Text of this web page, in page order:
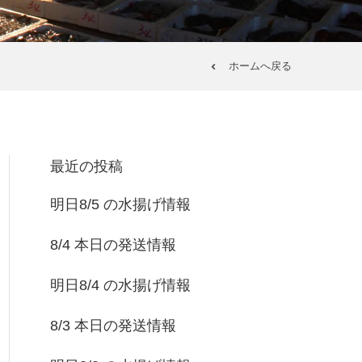
ホームへ戻る
最近の投稿
明日8/5 の水揚げ情報
8/4 本日の発送情報
明日8/4 の水揚げ情報
8/3 本日の発送情報